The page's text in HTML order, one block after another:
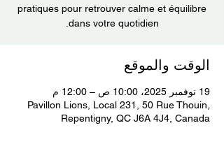
pratiques pour retrouver calme et équilibre
dans votre quotidien.
الوقت والموقع
19 نوفمبر 2025، 10:00 ص – 12:00 م
Pavillon Lions, Local 231, 50 Rue Thouin,
Repentigny, QC J6A 4J4, Canada